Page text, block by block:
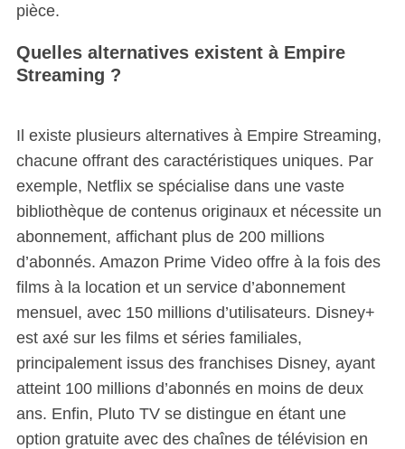
pièce.
Quelles alternatives existent à Empire
Streaming ?
Il existe plusieurs alternatives à Empire Streaming,
chacune offrant des caractéristiques uniques. Par
exemple, Netflix se spécialise dans une vaste
bibliothèque de contenus originaux et nécessite un
abonnement, affichant plus de 200 millions
d’abonnés. Amazon Prime Video offre à la fois des
films à la location et un service d’abonnement
mensuel, avec 150 millions d’utilisateurs. Disney+
est axé sur les films et séries familiales,
principalement issus des franchises Disney, ayant
atteint 100 millions d’abonnés en moins de deux
ans. Enfin, Pluto TV se distingue en étant une
option gratuite avec des chaînes de télévision en